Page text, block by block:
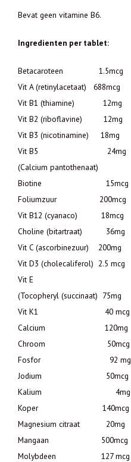
Bevat geen vitamine B6.
Ingredienten per tablet:
Betacaroteen 1.5mcg
Vit A (retinylacetaat) 688mcg
Vit B1 (thiamine) 12mg
Vit B2 (riboflavine) 12mg
Vit B3 (nicotinamine) 18mg
Vit B5 24mg
(Calcium pantothenaat)
Biotine 15mcg
Foliumzuur 200mcg
Vit B12 (cyanaco) 18mcg
Choline (bitartraat) 36mg
Vit C (ascorbinezuur) 200mg
Vit D3 (cholecaliferol) 2.5 mcg
Vit E
(Tocopheryl (succinaat) 75mg
Vit K1 40 mcg
Calcium 120mg
Chroom 50mcg
Fosfor 92 mg
Jodium 50mcg
Kalium 4mg
Koper 140mcg
Magnesium citraat 20mg
Mangaan 500mcg
Molybdeen 127 mcg